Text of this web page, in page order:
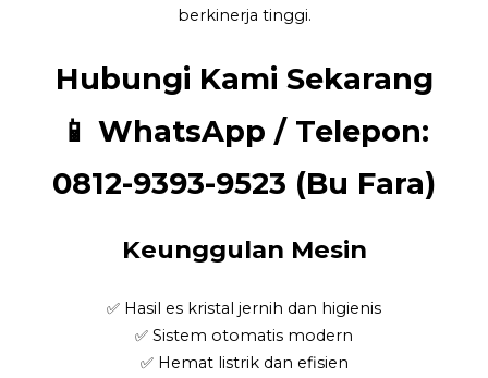
berkinerja tinggi.
Hubungi Kami Sekarang
📱 WhatsApp / Telepon:
0812-9393-9523 (Bu Fara)
Keunggulan Mesin
✅ Hasil es kristal jernih dan higienis
✅ Sistem otomatis modern
✅ Hemat listrik dan efisien